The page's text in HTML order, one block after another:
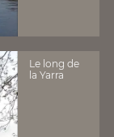
Le long de
la Yarra